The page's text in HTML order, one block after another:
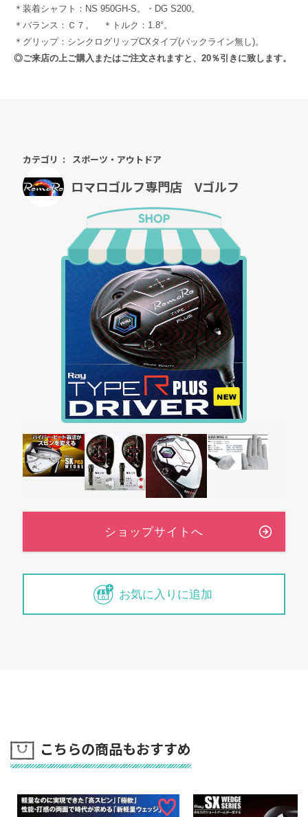
＊装着シャフト：NS 950GH-S。・DG S200。
＊バランス：Ｃ７。 ＊トルク：1.8°。
＊グリップ：シンクログリップCXタイプ(バックライン無し)。
◎ご来店の上ご購入またはご注文されますと、20％引きに致します。
カテゴリ スポーツ・アウトドア
ロマロゴルフ専門店 Vゴルフ
お気に入りに追加
こちらの商品もおすすめ